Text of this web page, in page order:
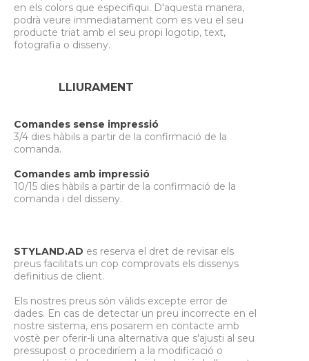
en els colors que especifiqui. D'aquesta manera,
podrà veure immediatament com es veu el seu
producte triat amb el seu propi logotip, text,
fotografia o disseny.
LLIURAMENT
Comandes sense impressió
3/4 dies hàbils a partir de la confirmació de la
comanda.
Comandes amb impressió
10/15 dies hàbils a partir de la confirmació de la
comanda i del disseny.
STYLAND.AD es reserva el dret de revisar els
preus facilitats un cop comprovats els dissenys
definitius de client.
Els nostres preus són vàlids excepte error de
dades. En cas de detectar un preu incorrecte en el
nostre sistema, ens posarem en contacte amb
vostè per oferir-li una alternativa que s'ajusti al seu
pressupost o procediríem a la modificació o